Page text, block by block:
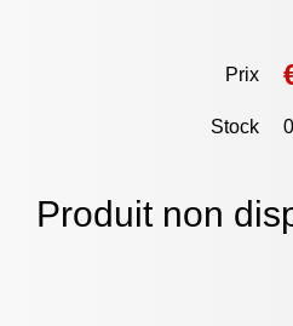
Prix
Stock 0
Produit non